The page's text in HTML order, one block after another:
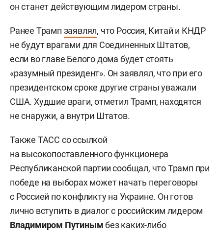
он станет действующим лидером страны.
Ранее Трамп заявлял, что Россия, Китай и КНДР
не будут врагами для Соединенных Штатов,
если во главе Белого дома будет стоять
«разумный президент». Он заявлял, что при его
президентском сроке другие страны уважали
США. Худшие враги, отметил Трамп, находятся
не снаружи, а внутри Штатов.
Также ТАСС со ссылкой
на высокопоставленного функционера
Республиканской партиисообщал, что Трамп при
победе на выборах может начать переговоры
с Россией по конфликту на Украине. Он готов
лично вступить в диалог с российским лидером
Владимиром Путинымбез каких-либо